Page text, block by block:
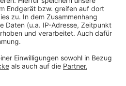
führt eigentlich eine
Familie. Eigentlich!